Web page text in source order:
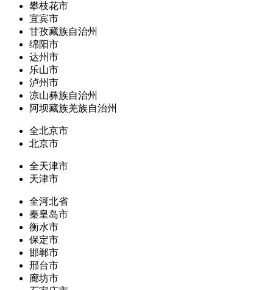
攀枝花市
宜宾市
甘孜藏族自治州
绵阳市
达州市
乐山市
泸州市
凉山彝族自治州
阿坝藏族羌族自治州
全北京市
北京市
全天津市
天津市
全河北省
秦皇岛市
衡水市
保定市
邯郸市
邢台市
廊坊市